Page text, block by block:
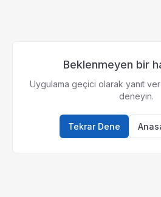
Beklenmeyen bir
Uygulama geçici olarak yanıt
deneyin.
Tekrar Dene